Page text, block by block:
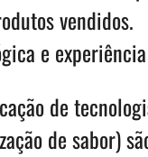
vendidos.
e
de
de sabor)